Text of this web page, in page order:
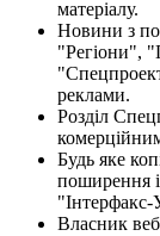
матеріалу.
Новини з
"Регіони",
реклами.
Розділ
Будь яке
поширення
"Інтерфакс-
Власник